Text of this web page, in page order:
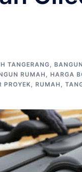
TANGERANG,
RUMAH, HARGA
PROYEK, RUMAH ,